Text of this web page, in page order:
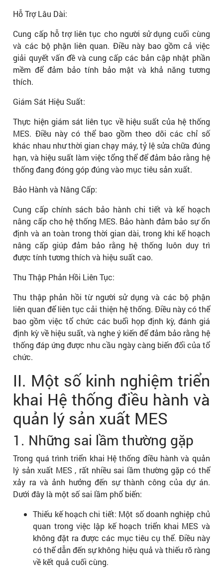
Hỗ Trợ Lâu Dài:
Cung cấp hỗ trợ liên tục cho người sử dụng cuối cùng
và các bộ phận liên quan. Điều này bao gồm cả việc
giải quyết vấn đề và cung cấp các bản cập nhật phần
mềm để đảm bảo tính bảo mật và khả năng tương
thích.
Giám Sát Hiệu Suất:
Thực hiện giám sát liên tục về hiệu suất của hệ thống
MES. Điều này có thể bao gồm theo dõi các chỉ số
khác nhau như thời gian chạy máy, tỷ lệ sửa chữa đúng
hạn, và hiệu suất làm việc tổng thể để đảm bảo rằng hệ
thống đang đóng góp đúng vào mục tiêu sản xuất.
Bảo Hành và Nâng Cấp:
Cung cấp chính sách bảo hành chi tiết và kế hoạch
nâng cấp cho hệ thống MES. Bảo hành đảm bảo sự ổn
định và an toàn trong thời gian dài, trong khi kế hoạch
nâng cấp giúp đảm bảo rằng hệ thống luôn duy trì
được tính tương thích và hiệu suất cao.
Thu Thập Phản Hồi Liên Tục:
Thu thập phản hồi từ người sử dụng và các bộ phận
liên quan để liên tục cải thiện hệ thống. Điều này có thể
bao gồm việc tổ chức các buổi họp định kỳ, đánh giá
định kỳ về hiệu suất, và nghe ý kiến để đảm bảo rằng hệ
thống đáp ứng được nhu cầu ngày càng biến đổi của tổ
chức.
II. Một số kinh nghiệm triển
khai Hệ thống điều hành và
quản lý sản xuất MES
1. Những sai lầm thường gặp
Trong quá trình triển khai Hệ thống điều hành và quản
lý sản xuất MES , rất nhiều sai lầm thường gặp có thể
xảy ra và ảnh hưởng đến sự thành công của dự án.
Dưới đây là một số sai lầm phổ biến:
Thiếu kế hoạch chi tiết: Một số doanh nghiệp chủ
quan trong việc lập kế hoạch triển khai MES và
không đặt ra được các mục tiêu cụ thể. Điều này
có thể dẫn đến sự không hiệu quả và thiếu rõ ràng
về kết quả cuối cùng.